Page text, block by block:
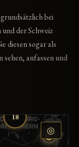
bei
der Schweiz
diesen sogar als
anfassen und
★
18
◎